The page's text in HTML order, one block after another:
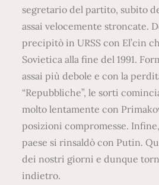
segretario del partito, subito
assai velocemente stroncate.
precipitò in URSS con El’cin
Sovietica alla fine del 1991.
assai più debole e con la
“Repubbliche”, le sorti
molto lentamente con
posizioni compromesse.
paese si rinsaldò con Putin.
dei nostri giorni e dunque
indietro.